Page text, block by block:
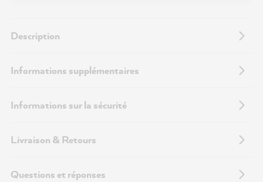
Description
Informations supplémentaires
Informations sur la sécurité
Livraison & Retours
Questions et réponses